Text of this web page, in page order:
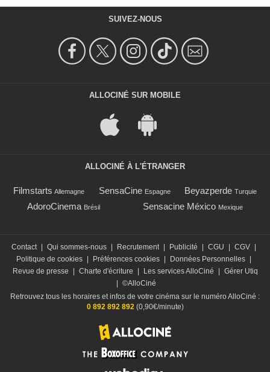
SUIVEZ-NOUS
ALLOCINÉ SUR MOBILE
ALLOCINÉ À L'ÉTRANGER
Filmstarts Allemagne SensaCine Espagne Beyazperde Turquie
AdoroCinema Brésil Sensacine México Mexique
Contact Qui sommes-nous Recrutement Publicité CGU CGV
Politique de cookies
Préférences cookies Données Personnelles
Revue de presse
Charte d'écriture Les services AlloCiné
Gérer Utiq
©AlloCiné
Retrouvez tous les horaires et infos de votre cinéma sur le numéro AlloCiné :
0 892 892 892(0,90€/minute)